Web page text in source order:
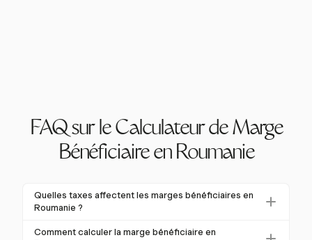
FAQ sur le Calculateur de Marge
Bénéficiaire en Roumanie
Quelles taxes affectent les marges bénéficiaires en
Roumanie ?
En Roumanie, le taux de l'impôt sur les sociétés est
Comment calculer la marge bénéficiaire en